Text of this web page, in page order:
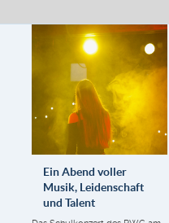
Ein Abend voller
Musik, Leidenschaft
und Talent